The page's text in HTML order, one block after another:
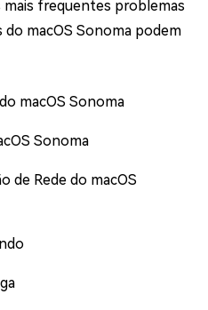
frequentes problemas
macOS Sonoma podem
macOS Sonoma
Sonoma
de Rede do macOS